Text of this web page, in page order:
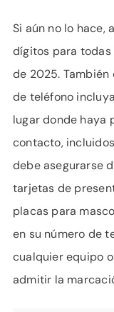
Si aún no lo hace,
dígitos para todas
de 2025. También
de teléfono
lugar donde haya
contacto,
debe asegurarse
tarjetas de
placas para
en su número de
cualquier equipo
admitir la